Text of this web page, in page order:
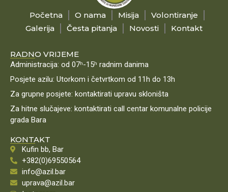
Početna O nama Misija
Volontiranje
Galerija
Česta pitanja Novosti Kontakt
RADNO VRIJEME
Administracija: od 07ʰ-15ʰ radnim danima
Posjete azilu: Utorkom i četvrtkom od 11h do 13h
Za grupne posjete: kontaktirati upravu skloništa
Za hitne slučajeve: kontaktirati call centar komunalne policije
grada Bara
KONTAKT
Kufin bb, Bar
+382(0)69550564
info@azil.bar
uprava@azil.bar